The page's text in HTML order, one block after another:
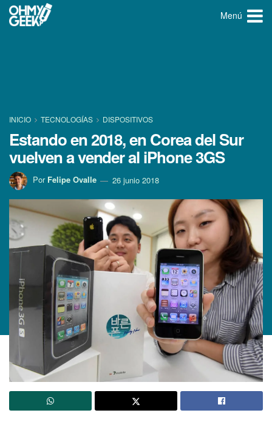
Menú
INICIO TECNOLOGÍ­AS DISPOSITIVOS
Estando en 2018, en Corea del Sur
vuelven a vender al iPhone 3GS
Por Felipe Ovalle 26 junio 2018